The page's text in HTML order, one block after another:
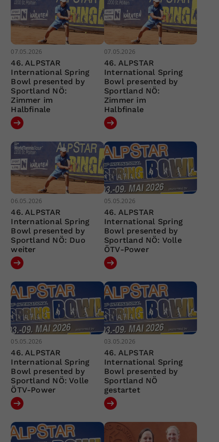
07.05.2026
46. ALPSTAR
International Spring
Bowl presented by
Sportland NÖ:
Zimmer im
Halbfinale
07.05.2026
46. ALPSTAR
International Spring
Bowl presented by
Sportland NÖ:
Zimmer im
Halbfinale
06.05.2026
46. ALPSTAR
International Spring
Bowl presented by
Sportland NÖ: Duo
weiter
05.05.2026
46. ALPSTAR
International Spring
Bowl presented by
Sportland NÖ: Volle
ÖTV-Power
05.05.2026
46. ALPSTAR
International Spring
Bowl presented by
Sportland NÖ: Volle
ÖTV-Power
03.05.2026
46. ALPSTAR
International Spring
Bowl presented by
Sportland NÖ
gestartet